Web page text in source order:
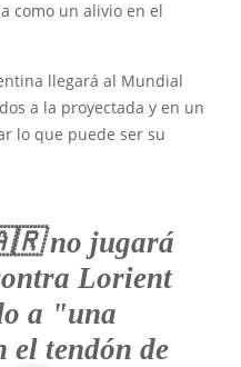
como un alivio en el
llegará al Mundial
a la proyectada y en un
lo que puede ser su
no jugará
Lorient
a "una
el tendón de